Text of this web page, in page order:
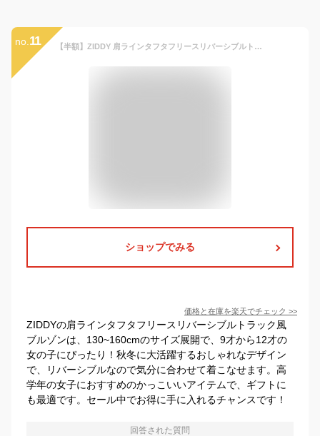
no. 11 【半額】ZIDDY 肩ラインタフタフリースリバーシブルトラック風 ブルゾン (130~160cm) 子供服 子ども服 女の子 キッズ ギフト ブランド プレゼント 9才 10才 11才 12才 秋 冬 小学生 高学年 女子 服 大人っぽい ティーンズ ジュニアサイズ かっこいい セール SALE
ショップでみる
価格と在庫を楽天でチェック >>
ZIDDYの肩ラインタフタフリースリバーシブルトラック風
ブルゾンは、130~160cmのサイズ展開で、9才から12才の
女の子にぴったり！秋冬に大活躍するおしゃれなデザイン
で、リバーシブルなので気分に合わせて着こなせます。高
学年の女子におすすめのかっこいいアイテムで、ギフトに
も最適です。セール中でお得に手に入れるチャンスです！
回答された質問